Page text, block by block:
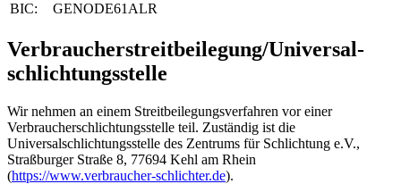
BIC:
GENODE61ALR
Verbraucher­streit­beilegung/Universal­
schlichtungs­stelle
Wir nehmen an einem Streitbeilegungsverfahren vor einer
Verbraucherschlichtungsstelle teil. Zuständig ist die
Universalschlichtungsstelle des Zentrums für Schlichtung e.V.,
Straßburger Straße 8, 77694 Kehl am Rhein
(https://www.verbraucher-schlichter.de).